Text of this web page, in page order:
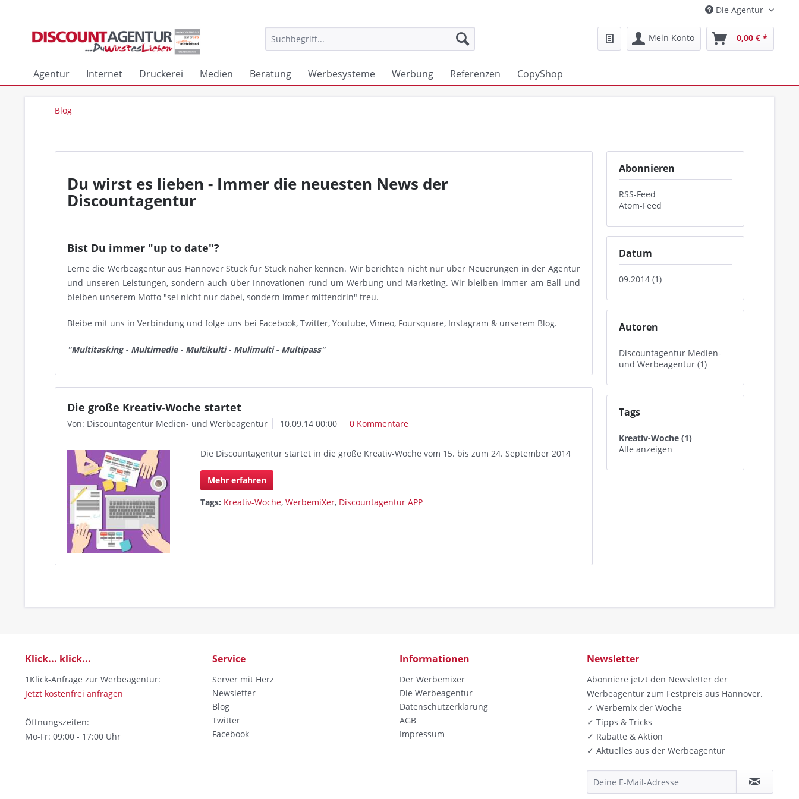
Die Agentur
Mein Konto 0,00 € *
Agentur Internet Druckerei Medien Beratung Werbesysteme Werbung Referenzen CopyShop
Blog
Abonnieren
RSS-Feed
Atom-Feed
Datum
09.2014 (1)
Autoren
Discountagentur Medien-
und Werbeagentur (1)
Tags
Kreativ-Woche (1)
Alle anzeigen
Du wirst es lieben - Immer die neuesten News der
Discountagentur
Bist Du immer "up to date"?
Lerne die Werbeagentur aus Hannover Stück für Stück näher kennen. Wir berichten nicht nur über Neuerungen in der Agentur
und unseren Leistungen, sondern auch über Innovationen rund um Werbung und Marketing. Wir bleiben immer am Ball und
bleiben unserem Motto "sei nicht nur dabei, sondern immer mittendrin" treu.
Bleibe mit uns in Verbindung und folge uns bei Facebook, Twitter, Youtube, Vimeo, Foursquare, Instagram & unserem Blog.
"Multitasking - Multimedie - Multikulti - Mulimulti - Multipass"
Die große Kreativ-Woche startet
Von: Discountagentur Medien- und Werbeagentur 10.09.14 00:00 0 Kommentare
Die Discountagentur startet in die große Kreativ-Woche vom 15. bis zum 24. September 2014
Mehr erfahren
Tags: Kreativ-Woche,WerbemiXer, Discountagentur APP
Klick... klick...
1Klick-Anfrage zur Werbeagentur:
Jetzt kostenfrei anfragen
Öffnungszeiten:
Mo-Fr: 09:00 - 17:00 Uhr
Service
Server mit Herz
Newsletter
Blog
Twitter
Facebook
Informationen
Der Werbemixer
Die Werbeagentur
Datenschutzerklärung
AGB
Impressum
Newsletter
Abonniere jetzt den Newsletter der
Werbeagentur zum Festpreis aus Hannover.
✓ Werbemix der Woche
✓ Tipps & Tricks
✓ Rabatte & Aktion
✓ Aktuelles aus der Werbeagentur